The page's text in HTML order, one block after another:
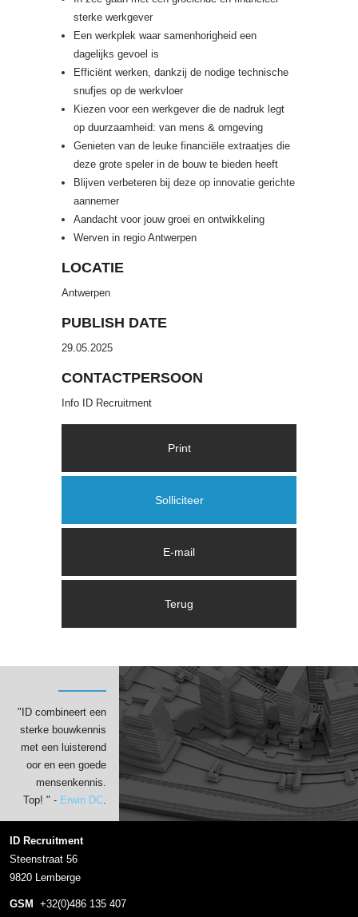
sterke werkgever
Een werkplek waar samenhorigheid een
dagelijks gevoel is
Efficiënt werken, dankzij de nodige technische
snufjes op de werkvloer
Kiezen voor een werkgever die de nadruk legt
op duurzaamheid: van mens & omgeving
Genieten van de leuke financiële extraatjes die
deze grote speler in de bouw te bieden heeft
Blijven verbeteren bij deze op innovatie gerichte
aannemer
Aandacht voor jouw groei en ontwikkeling
Werven in regio Antwerpen
LOCATIE
Antwerpen
PUBLISH DATE
29.05.2025
CONTACTPERSOON
Info ID Recruitment
"ID combineert een
sterke bouwkennis
met een luisterend
oor en een goede
mensenkennis.
Top! " - Erwin DC.
ID Recruitment
Steenstraat 56
9820 Lemberge
GSM +32(0)486 135 407